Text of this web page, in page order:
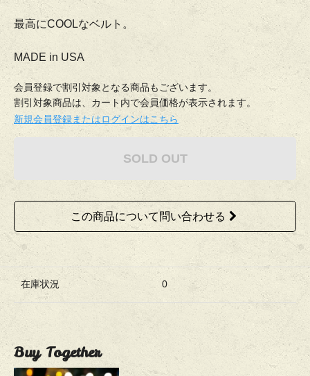
最高にCOOLなベルト。
MADE in USA
会員登録で割引対象となる商品もございます。
割引対象商品は、カート内で会員価格が表示されます。
新規会員登録またはログインはこちら
SOLD OUT
この商品について問い合わせる
在庫状況 0
Buy Together